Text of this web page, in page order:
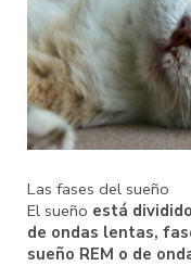
Las fases del sueño
El sueño está
de ondas lentas,
sueño REM o de